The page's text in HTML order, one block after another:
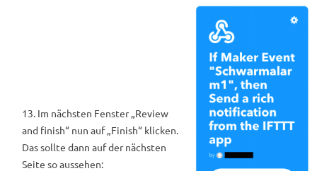
13. Im nächsten Fenster „Review
and finish“ nun auf „Finish“ klicken.
Das sollte dann auf der nächsten
Seite so aussehen: